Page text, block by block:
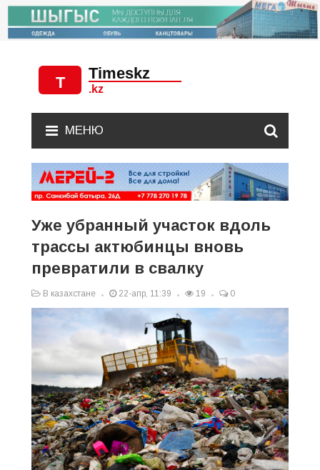
МЕНЮ
Уже убранный участок вдоль
трассы актюбинцы вновь
превратили в свалку
В казахстане 22-апр, 11:39 19 0